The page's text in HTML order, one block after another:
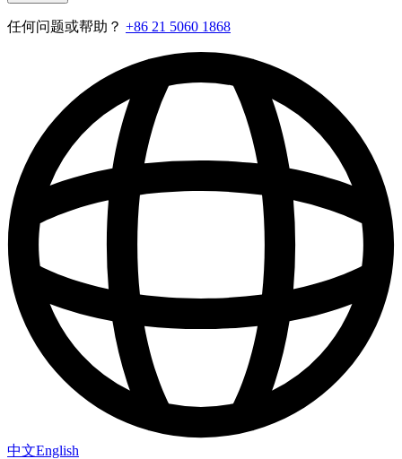
任何问题或帮助？ +86 21 5060 1868
中文English